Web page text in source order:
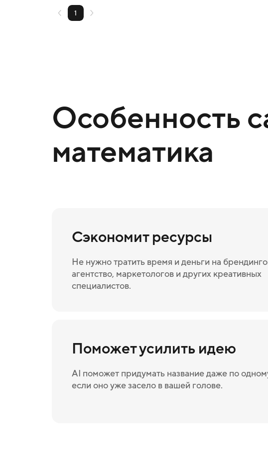
Создать похожий
1
Особенность
математика
Сэкономит ресурсы
Не нужно тратить время и деньги на
агентство, маркетологов и других креативных
специалистов.
Поможет усилить идею
AI поможет придумать название даже по
если оно уже засело в вашей голове.